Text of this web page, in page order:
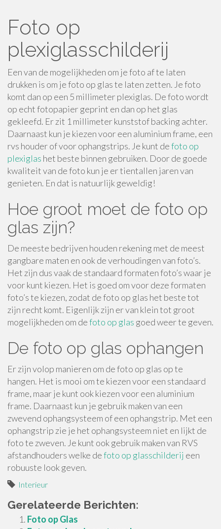
Foto op
plexiglasschilderij
Een van de mogelijkheden om je foto af te laten
drukken is om je foto op glas te laten zetten. Je foto
komt dan op een 5 millimeter plexiglas. De foto wordt
op echt fotopapier geprint en dan op het glas
gekleefd. Er zit 1 millimeter kunststof backing achter.
Daarnaast kun je kiezen voor een aluminium frame, een
rvs houder of voor ophangstrips. Je kunt defoto op
plexiglas het beste binnen gebruiken. Door de goede
kwaliteit van de foto kun je er tientallen jaren van
genieten. En dat is natuurlijk geweldig!
Hoe groot moet de foto op
glas zijn?
De meeste bedrijven houden rekening met de meest
gangbare maten en ook de verhoudingen van foto’s.
Het zijn dus vaak de standaard formaten foto’s waar je
voor kunt kiezen. Het is goed om voor deze formaten
foto’s te kiezen, zodat de foto op glas het beste tot
zijn recht komt. Eigenlijk zijn er van klein tot groot
mogelijkheden om defoto op glas goed weer te geven.
De foto op glas ophangen
Er zijn volop manieren om de foto op glas op te
hangen. Het is mooi om te kiezen voor een standaard
frame, maar je kunt ook kiezen voor een aluminium
frame. Daarnaast kun je gebruik maken van een
zwevend ophangsysteem of een ophangstrip. Met een
ophangstrip zie je het ophangsysteem niet en lijkt de
foto te zweven. Je kunt ook gebruik maken van RVS
afstandhouders welke defoto op glasschilderij een
robuuste look geven.
Interieur
Gerelateerde Berichten:
Foto op Glas